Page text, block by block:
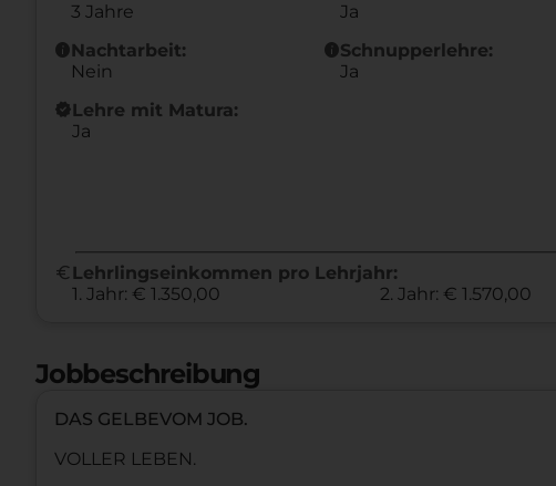
3 Jahre
Ja
infoNachtarbeit:
Nein
infoSchnupperlehre:
Ja
new_releasesLehre mit Matura:
Ja
euro Lehrlingseinkommen pro Lehrjahr:
1. Jahr: € 1.350,00
2. Jahr: € 1.570,00
Jobbeschreibung
DAS GELBEVOM JOB.
VOLLER LEBEN.